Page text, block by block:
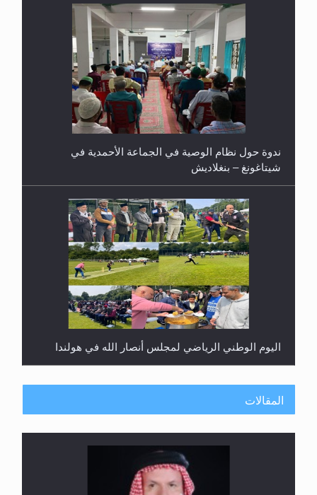
ندوة حول نظام الوصية في الجماعة الأحمدية في
شيتاغونغ – بنغلاديش
اليوم الوطني الرياضي لمجلس أنصار الله في هولندا
المقالات